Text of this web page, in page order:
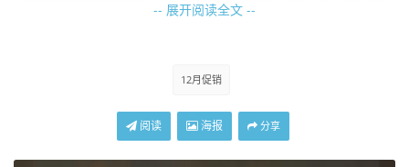
独立游戏领域同样精彩纷呈,12 月的 Steam 上涌现出许多独
面风格和深刻的主题赢得了玩家们的喜爱，这些游戏往往能
-- 展开阅读全文 --
12月促销
阅读 海报 分享